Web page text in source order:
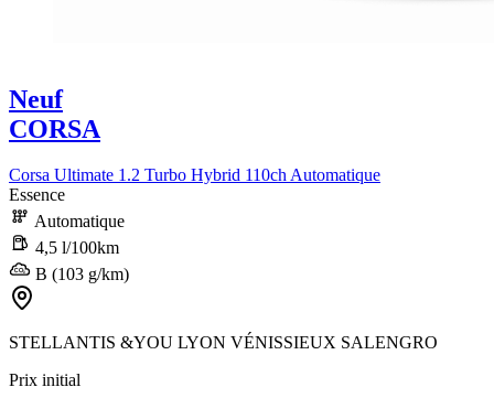
Neuf
CORSA
Corsa Ultimate 1.2 Turbo Hybrid 110ch Automatique
Essence
Automatique
4,5 l/100km
B (103 g/km)
STELLANTIS &YOU LYON VÉNISSIEUX SALENGRO
Prix initial